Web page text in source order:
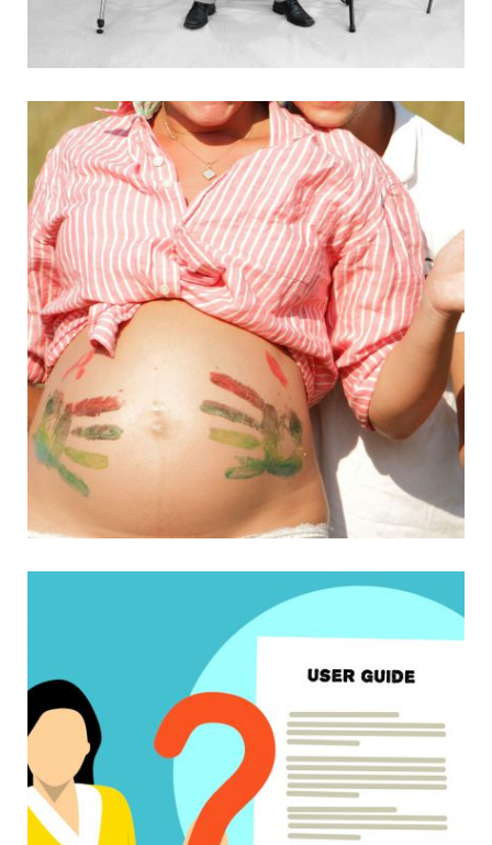
צילום אירועים במרכז
רגעים שלא רוצים לשכוח פשוט מצלמים ומכניסים
אל אלבום
צילום הריון – מצלמים אותך הכי
יפה שיש
אחרי שדמי מור הצטלמה בתחילת שנות התשעים
כאשר היתה